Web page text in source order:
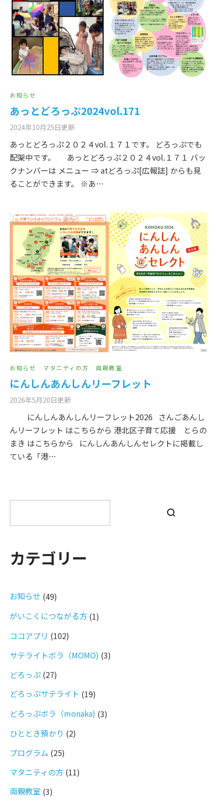
お知らせ
あっとどろっぷ2024vol.171
2024年10月25日更新
あっとどろっぷ２０２４vol.１７１です。 どろっぷでも
配架中です。 あっとどろっぷ２０２４vol.１７１ バッ
クナンバーは メニュー ⇒ atどろっぷ[広報誌] からも見
ることができます。 ※あ…
お知らせ マタニティの方 両親教室
にんしんあんしんリーフレット
2026年5月20日更新
にんしんあんしんリーフレット2026 さんごあんし
んリーフレット はこちらから 港北区子育て応援 とらの
まき はこちらから にんしんあんしんセレクトに掲載し
ている「港…
カテゴリー
お知らせ (49)
がいこくにつながる方 (1)
ココアプリ (102)
サテライトボラ（MOMO) (3)
どろっぷ (27)
どろっぷサテライト (19)
どろっぷボラ（monaka) (3)
ひととき預かり (2)
プログラム (25)
マタニティの方 (11)
両親教室 (3)